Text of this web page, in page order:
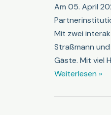
Am 05. April
Mit zwei
Straßmann
Gäste. Mit viel
RuhrBots
Tag
Weiterlesen »